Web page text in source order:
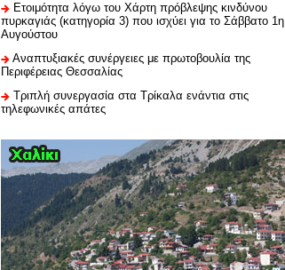
Ετοιμότητα λόγω του Χάρτη πρόβλεψης κινδύνου
πυρκαγιάς (κατηγορία 3) που ισχύει για το Σάββατο 1η
Αυγούστου
Αναπτυξιακές συνέργειες με πρωτοβουλία της
Περιφέρειας Θεσσαλίας
Τριπλή συνεργασία στα Τρίκαλα ενάντια στις
τηλεφωνικές απάτες